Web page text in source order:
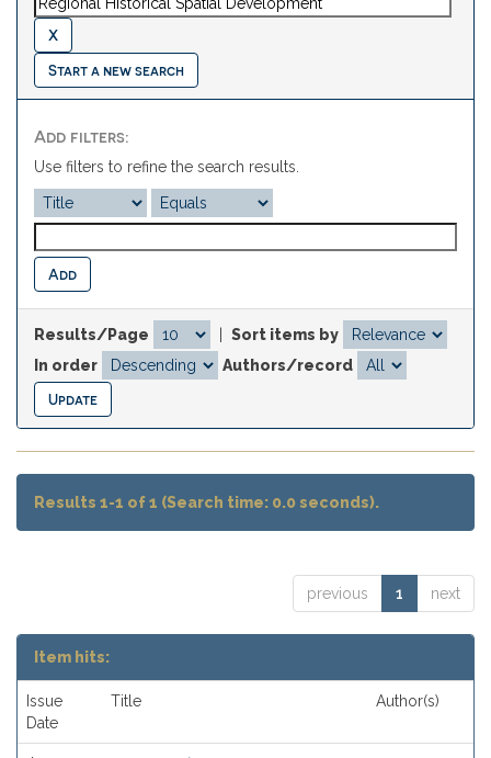
Start a new search
Add filters:
Use filters to refine the search results.
Results/Page
Sort items by
In order
Authors/record
Results 1-1 of 1 (Search time: 0.0 seconds).
previous 1 next
Item hits:
Issue
Date
Title Author(s)